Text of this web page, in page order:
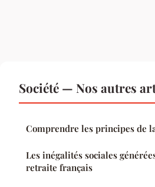
Société — Nos autres
Comprendre les principes de
Les inégalités sociales
retraite français